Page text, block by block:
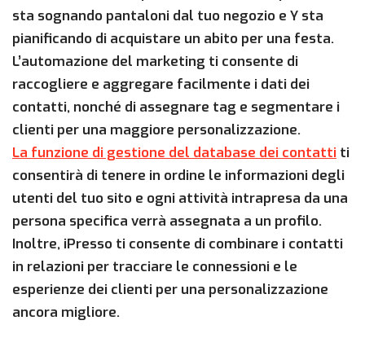
sta sognando pantaloni dal tuo negozio e Y sta
pianificando di acquistare un abito per una festa.
L’automazione del marketing ti consente di
raccogliere e aggregare facilmente i dati dei
contatti, nonché di assegnare tag e segmentare i
clienti per una maggiore personalizzazione.
La funzione di gestione del database dei contatti ti
consentirà di tenere in ordine le informazioni degli
utenti del tuo sito e ogni attività intrapresa da una
persona specifica verrà assegnata a un profilo.
Inoltre, iPresso ti consente di combinare i contatti
in relazioni per tracciare le connessioni e le
esperienze dei clienti per una personalizzazione
ancora migliore.